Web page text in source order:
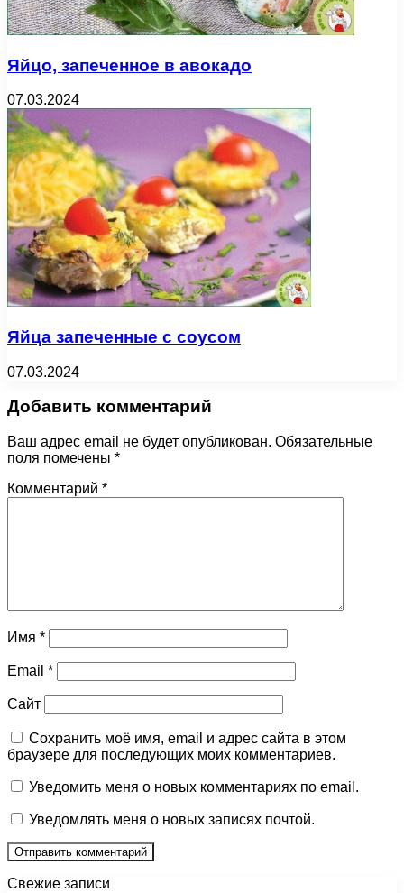
Яйцо, запеченное в авокадо
07.03.2024
Яйца запеченные с соусом
07.03.2024
Добавить комментарий
Ваш адрес email не будет опубликован. Обязательные
поля помечены *
Комментарий *
Имя *
Email *
Сайт
Сохранить моё имя, email и адрес сайта в этом
браузере для последующих моих комментариев.
Уведомить меня о новых комментариях по email.
Уведомлять меня о новых записях почтой.
Свежие записи